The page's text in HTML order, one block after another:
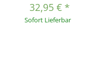
Schultertasche Brusttasche
Umhängetasche Minibag
32,95 € *
Sofort Lieferbar